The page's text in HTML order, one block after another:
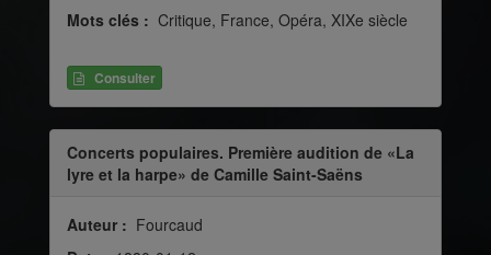
Mots clés : Critique, France, Opéra, XIXe siècle
Consulter
Concerts populaires. Première audition de «La
lyre et la harpe» de Camille Saint-Saëns
Auteur : Fourcaud